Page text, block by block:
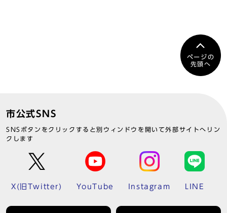
ページの
先頭へ
市公式SNS
SNSボタンをクリックすると別ウィンドウを開いて外部サイトへリン
クします
X(旧Twitter) YouTube Instagram LINE